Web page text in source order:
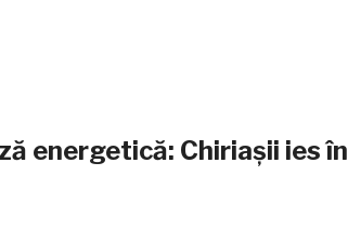
energetică: Chiriașii ies în